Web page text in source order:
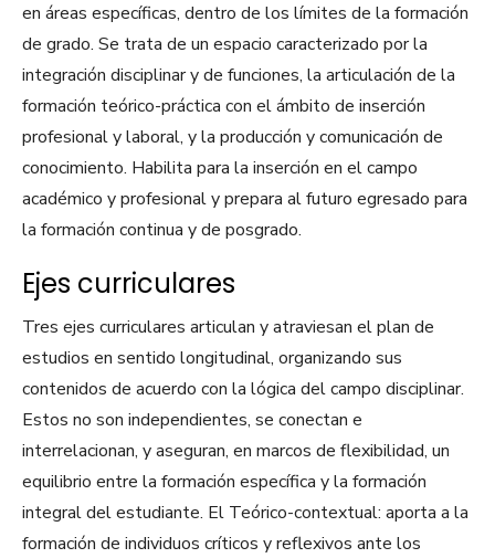
en áreas específicas, dentro de los límites de la formación
de grado. Se trata de un espacio caracterizado por la
integración disciplinar y de funciones, la articulación de la
formación teórico-práctica con el ámbito de inserción
profesional y laboral, y la producción y comunicación de
conocimiento. Habilita para la inserción en el campo
académico y profesional y prepara al futuro egresado para
la formación continua y de posgrado.
Ejes curriculares
Tres ejes curriculares articulan y atraviesan el plan de
estudios en sentido longitudinal, organizando sus
contenidos de acuerdo con la lógica del campo disciplinar.
Estos no son independientes, se conectan e
interrelacionan, y aseguran, en marcos de flexibilidad, un
equilibrio entre la formación específica y la formación
integral del estudiante. El Teórico-contextual: aporta a la
formación de individuos críticos y reflexivos ante los